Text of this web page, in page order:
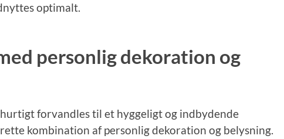
optimalt.
personlig dekoration og
forvandles til et hyggeligt og indbydende
kombination af personlig dekoration og belysning.